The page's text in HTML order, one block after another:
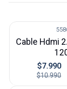
Cable Hdmi
$7.990
$10.990